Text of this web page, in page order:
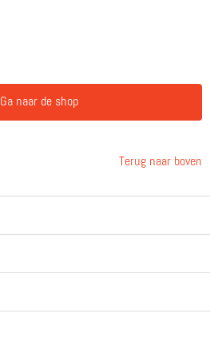
Ga naar de shop
Terug naar boven